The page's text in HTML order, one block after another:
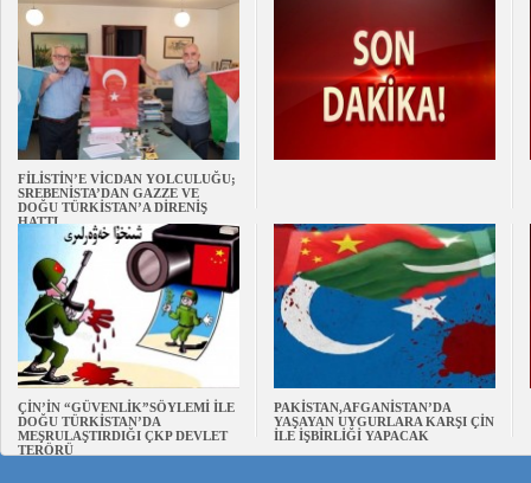
FİLİSTİN’E VİCDAN YOLCULUĞU;
SREBENİSTA’DAN GAZZE VE
DOĞU TÜRKİSTAN’A DİRENİŞ
HATTI
ÇİN’İN “GÜVENLİK”SÖYLEMİ İLE
DOĞU TÜRKİSTAN’DA
MEŞRULAŞTIRDIĞI ÇKP DEVLET
TERÖRÜ
PAKİSTAN,AFGANİSTAN’DA
YAŞAYAN UYGURLARA KARŞI ÇİN
İLE İŞBİRLİĞİ YAPACAK